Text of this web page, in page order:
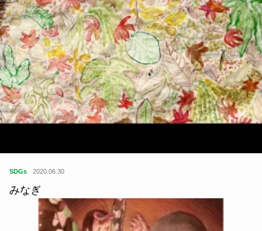
SDGs 2020.06.30
みなぎ